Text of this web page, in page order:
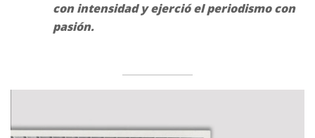
con intensidad y ejerció el periodismo con
pasión.